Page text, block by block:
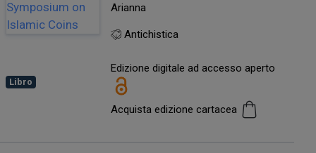
Libro
Arianna
Antichistica
Edizione digitale ad accesso aperto
Acquista edizione cartacea